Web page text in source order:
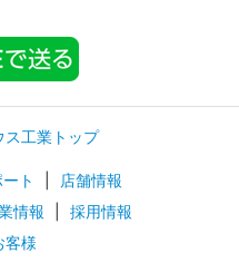
ス工業トップ
ト
店舗情報
情報
採用情報
客様